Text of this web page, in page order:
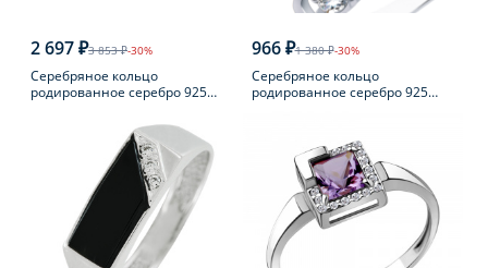
2 697 ₽3 853 ₽-30%
Серебряное кольцо
родированное серебро 925
966 ₽1 380 ₽-30%
Серебряное кольцо
родированное серебро 925